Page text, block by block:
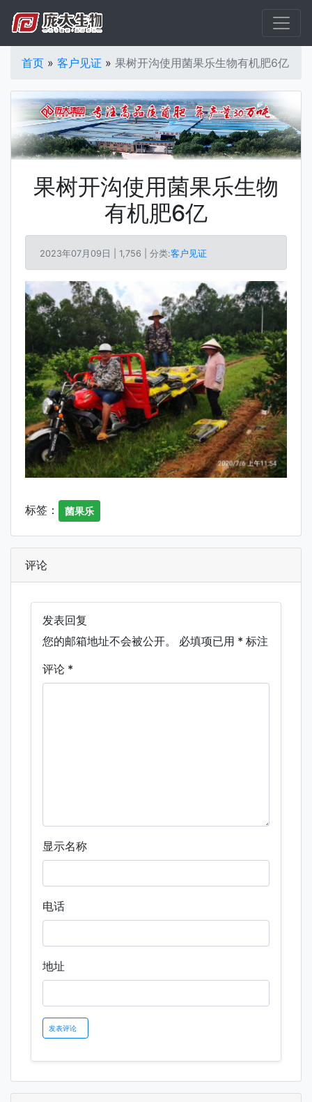
首页 » 客户见证 » 果树开沟使用菌果乐生物有机肥6亿
果树开沟使用菌果乐生物
有机肥6亿
2023年07月09日 | 1,756 | 分类:客户见证
标签： 菌果乐
评论
发表回复
您的邮箱地址不会被公开。
必填项已用 * 标注
评论 *
显示名称
电话
地址